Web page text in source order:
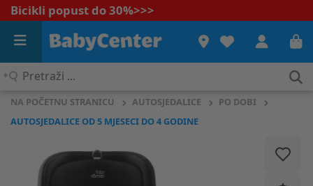
Bicikli popust do 30%>>>
Pretraži
NA POČETNU STRANICU AUTOSJEDALICE
PO DOBI
AUTOSJEDALICE OD 5 MJESECI DO 4 GODINE